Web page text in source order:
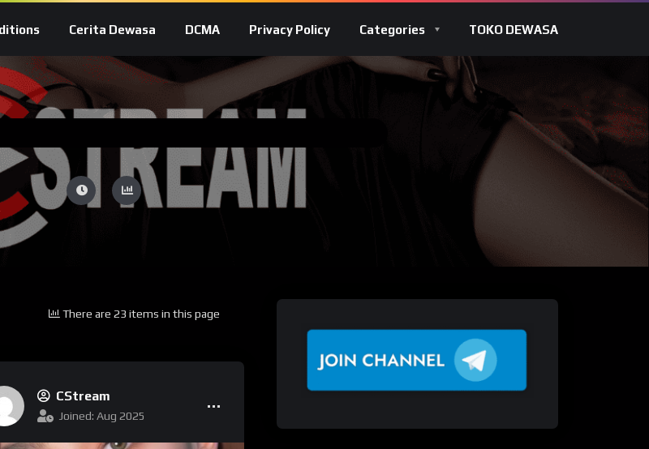
Cerita Dewasa DCMA Privacy Policy Categories TOKO DEWASA
There are 23 items in this page
CStream
Joined: Aug 2025